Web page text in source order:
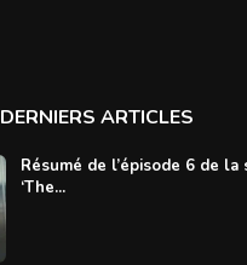
DERNIERS ARTICLES
Résumé de l’épisode 6 de la
‘The...